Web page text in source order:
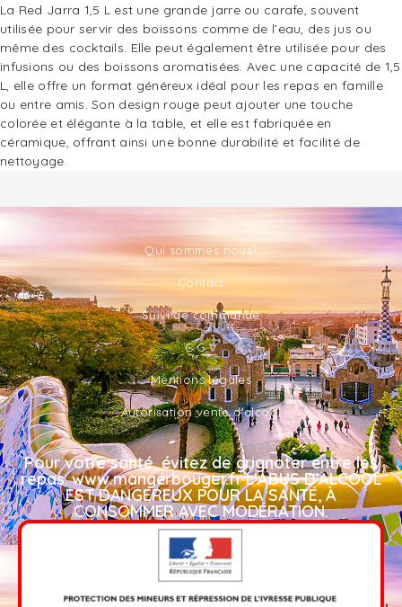
La Red Jarra 1,5 L est une grande jarre ou carafe, souvent
utilisée pour servir des boissons comme de l’eau, des jus ou
même des cocktails. Elle peut également être utilisée pour des
infusions ou des boissons aromatisées. Avec une capacité de 1,5
L, elle offre un format généreux idéal pour les repas en famille
ou entre amis. Son design rouge peut ajouter une touche
colorée et élégante à la table, et elle est fabriquée en
céramique, offrant ainsi une bonne durabilité et facilité de
nettoyage.
Qui sommes nous?
Contact
Suivi de commande
C.G.V
Mentions légales
Autorisation vente d'alcool
Pour votre santé, évitez de grignoter entre les
repas. www.mangerbouger.fr L'ABUS D'ALCOOL
EST DANGEREUX POUR LA SANTÉ, À
CONSOMMER AVEC MODÉRATION.​